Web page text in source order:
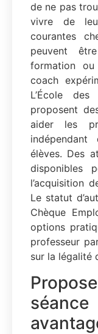
de ne pas
vivre de
courantes
peuvent
formation
coach
L’École
proposent
aider les
élèves. Des
disponibles
l’acquisition
Le statut
Chèque
options
professeur
sur la légalité